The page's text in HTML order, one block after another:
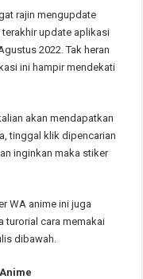
rajin mengupdate
update aplikasi
2022. Tak heran
ini hampir mendekati
akan mendapatkan
tinggal klik dipencarian
inginkan maka stiker
WA anime ini juga
turorial cara memakai
dibawah.